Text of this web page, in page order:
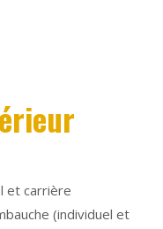
et carrière
(individuel et